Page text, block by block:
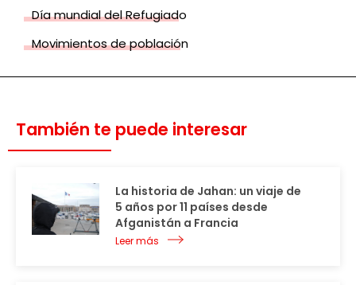
Día mundial del Refugiado
Movimientos de población
También te puede interesar
La historia de Jahan: un viaje de
5 años por 11 países desde
Afganistán a Francia
Leer más